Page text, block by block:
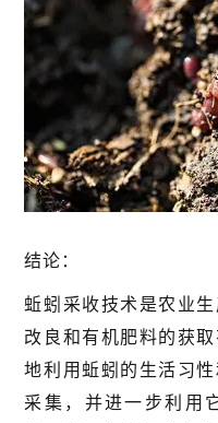
结论：
蚯蚓采收技术是农业
改良和有机肥料的获
地利用蚯蚓的生活习
采集，并进一步利用